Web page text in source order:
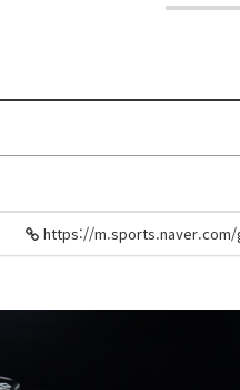
https://m.sports.naver.com/